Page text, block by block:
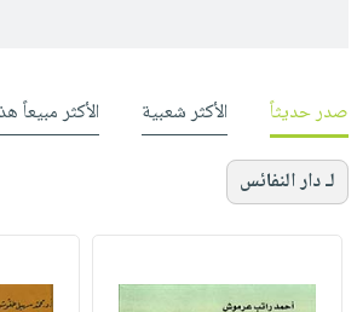
صدر حديثاً الأكثر شعبية الأكثر مبيعاً
لـ دار النفائس